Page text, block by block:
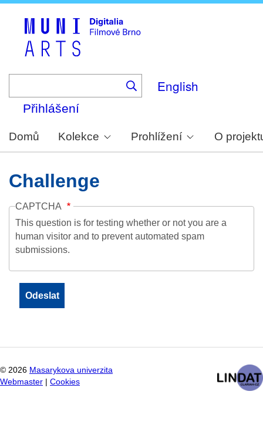
English
Přihlášení
Domů Kolekce Prohlížení O
Challenge
CAPTCHA
This question is for testing whether or not you are a
human visitor and to prevent automated spam
submissions.
© 2026 Masarykova univerzita
Webmaster
Cookies